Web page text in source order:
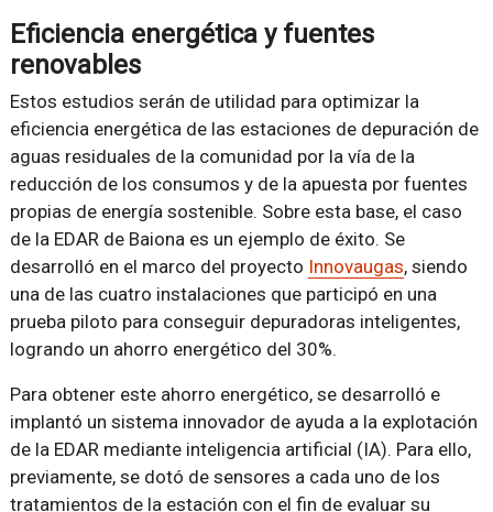
Eficiencia energética y fuentes
renovables
Estos estudios serán de utilidad para optimizar la
eficiencia energética de las estaciones de depuración de
aguas residuales de la comunidad por la vía de la
reducción de los consumos y de la apuesta por fuentes
propias de energía sostenible. Sobre esta base, el caso
de la EDAR de Baiona es un ejemplo de éxito. Se
desarrolló en el marco del proyecto Innovaugas, siendo
una de las cuatro instalaciones que participó en una
prueba piloto para conseguir depuradoras inteligentes,
logrando un ahorro energético del 30%.
Para obtener este ahorro energético, se desarrolló e
implantó un sistema innovador de ayuda a la explotación
de la EDAR mediante inteligencia artificial (IA). Para ello,
previamente, se dotó de sensores a cada uno de los
tratamientos de la estación con el fin de evaluar su